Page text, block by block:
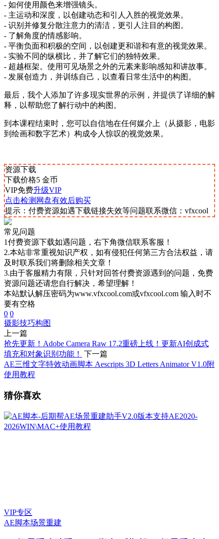
- 如何使用颜色来增强镜头。
- 主运动和深度，以创建动态和引人入胜的视觉效果。
- 识别并修复分散注意力的清洁，更引人注目的构图。
- 了解角度的​​情感影响。
- 平衡负面和积极的空间，以创建更和谐和有意的视觉效果。
- 实验不同的纵横比，并了解它们的独特效果。
- 超越框架。使用可见场景之外的元素来影响感知和讲故事。
- 发展创造力，并训练自己，以查看日常生活中的构图。
最后，我个人添加了许多现实世界的示例，并提供了详细的解
释，以帮助您了解行动中的构图。
到本课程结束时，您可以自信地在任何媒介上（从摄影，电影
到绘画和数字艺术）构成令人惊叹的视觉效果。
资源下载
下载价格5 金币
VIP免费升级VIP
点击检测网盘有效后购买
提示：付费资源如遇下载链接失效等问题联系微信：vfxcool
常见问题
1付费资源下载如遇问题，右下角微信联系客服！
2.本站非常重视知识产权，如有侵犯任何第三方合法权益，请
及时联系我们将删除相关文章！
3.由于客服精力有限，只针对回答付费资源遇到的问题，免费
资源问题还请您自行解决，希望理解！
本站默认解压密码为www.vfxcool.com或vfxcool.com 输入时不
要有空格
0 0
摄影技巧构图
上一篇
抢先更新！Adobe Camera Raw 17.2重磅上线！更新AI创成式
填充和对象识别功能！
下一篇
AE三维文字特效动画脚本 Aescripts 3D Letters Animator V1.0附
使用教程
猜你喜欢
VIP专区
AE脚本场景重建